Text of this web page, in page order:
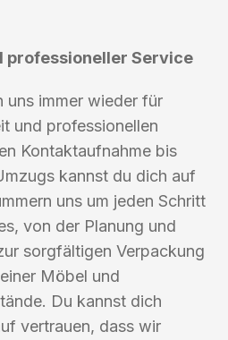
professioneller Service
uns immer wieder für
und professionellen
Kontaktaufnahme bis
kannst du dich auf
uns um jeden Schritt
von der Planung und
sorgfältigen Verpackung
Möbel und
Du kannst dich
vertrauen, dass wir